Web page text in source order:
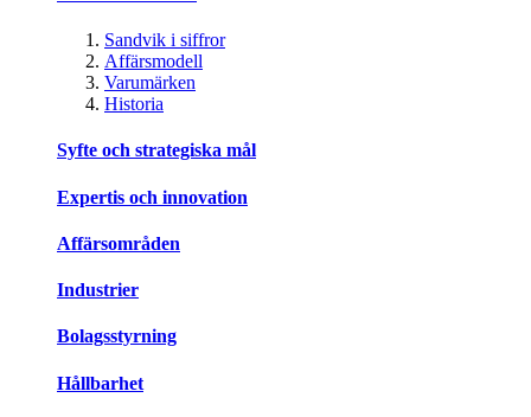
Sandvik i siffror
Affärsmodell
Varumärken
Historia
Syfte och strategiska mål
Expertis och innovation
Affärsområden
Industrier
Bolagsstyrning
Hållbarhet